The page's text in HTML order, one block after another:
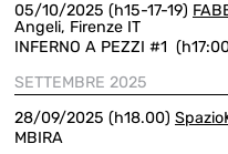
05/10/2025 (h15-17-19)
Angeli, Firenze IT
INFERNO A PEZZI #1
SETTEMBRE 2025
28/09/2025 (h18.00)
MBIRA